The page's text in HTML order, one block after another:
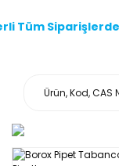
Tüm Siparişlerde